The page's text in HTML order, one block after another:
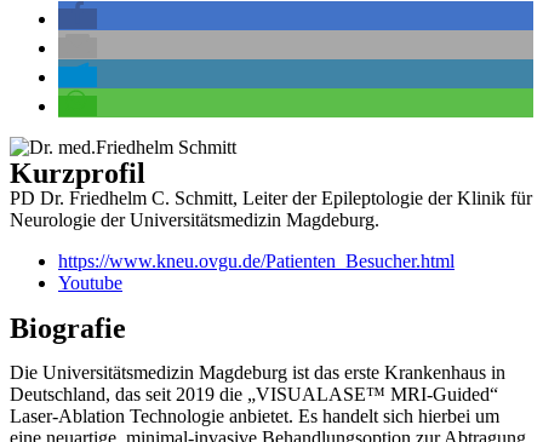
Kurzprofil
PD Dr. Friedhelm C. Schmitt, Leiter der Epileptologie der Klinik für
Neurologie der Universitätsmedizin Magdeburg.
https://www.kneu.ovgu.de/Patienten_Besucher.html
Youtube
Biografie
Die Universitätsmedizin Magdeburg ist das erste Krankenhaus in
Deutschland, das seit 2019 die „VISUALASE™ MRI-Guided“
Laser-Ablation Technologie anbietet. Es handelt sich hierbei um
eine neuartige, minimal-invasive Behandlungsoption zur Abtragung